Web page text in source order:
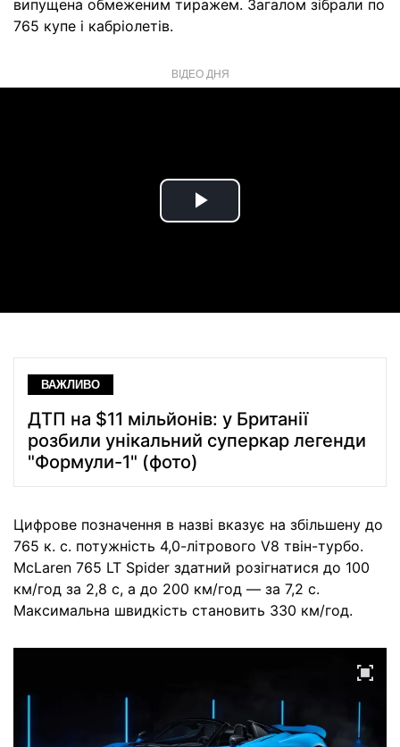
випущена обмеженим тиражем. Загалом зібрали по
765 купе і кабріолетів.
ВІДЕО ДНЯ
Play
ВАЖЛИВО
ДТП на $11 мільйонів: у Британії
розбили унікальний суперкар легенди
"Формули-1" (фото)
Цифрове позначення в назві вказує на збільшену до
765 к. с. потужність 4,0-літрового V8 твін-турбо.
McLaren 765 LT Spider здатний розігнатися до 100
км/год за 2,8 с, а до 200 км/год — за 7,2 с.
Максимальна швидкість становить 330 км/год.